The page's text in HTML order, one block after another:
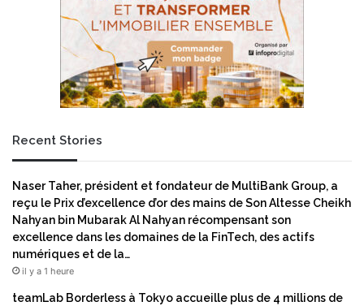
Recent Stories
Naser Taher, président et fondateur de MultiBank Group, a
reçu le Prix d’excellence d’or des mains de Son Altesse Cheikh
Nahyan bin Mubarak Al Nahyan récompensant son
excellence dans les domaines de la FinTech, des actifs
numériques et de la…
il y a 1 heure
teamLab Borderless à Tokyo accueille plus de 4 millions de